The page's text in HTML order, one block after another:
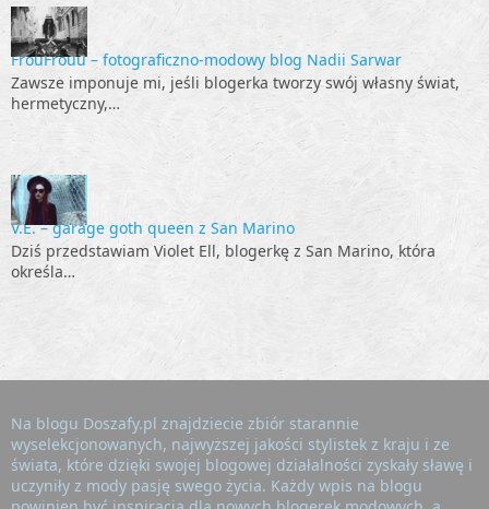
FrouFrouu – fotograficzno-modowy blog Nadii Sarwar
Zawsze imponuje mi, jeśli blogerka tworzy swój własny świat,
hermetyczny,…
V.E. – garage goth queen z San Marino
Dziś przedstawiam Violet Ell, blogerkę z San Marino, która
określa…
Na blogu Doszafy.pl znajdziecie zbiór starannie
wyselekcjonowanych, najwyższej jakości stylistek z kraju i ze
świata, które dzięki swojej blogowej działalności zyskały sławę i
uczyniły z mody pasję swego życia. Każdy wpis na blogu